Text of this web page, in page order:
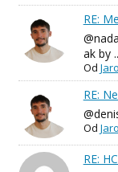
RE:
ak by
Od
RE:
Od
RE: